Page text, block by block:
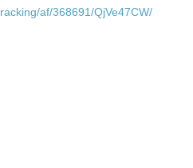
af/368691/QjVe47CW/